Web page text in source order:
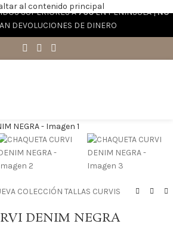
al contenido principal
SUPERIORES A70€EN PENÍNSULA |NO
DEVOLUCIONES DE DINERO
COLECCIÓN TALLAS CURVIS
DENIM NEGRA